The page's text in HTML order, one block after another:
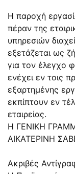
Η παροχή
πέραν της
υπηρεσιών
εξετάζεται ως
για τον έλεγχο
ενέχει εν τοις
εξαρτημένης
εκπίπτουν εν
εταιρείας.
Η ΓΕΝΙΚΗ
ΑΙΚΑΤΕΡΙΝΗ
Ακριβές